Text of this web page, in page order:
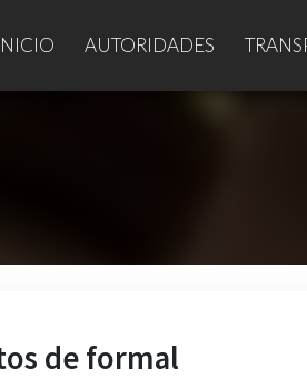
AUTORIDADES
de formal